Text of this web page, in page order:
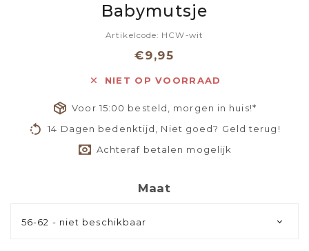
Babymutsje
Artikelcode: HCW-wit
€9,95
NIET OP VOORRAAD
Voor 15:00 besteld, morgen in huis!*
14 Dagen bedenktijd, Niet goed? Geld terug!
Achteraf betalen mogelijk
Maat
56-62 - niet beschikbaar